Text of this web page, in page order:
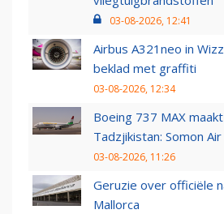
03-08-2026, 12:41
Airbus A321neo in
beklad met graffiti
03-08-2026, 12:34
Boeing 737 MAX
Tadzjikistan: Somon
03-08-2026, 11:26
Geruzie over officiële
Mallorca